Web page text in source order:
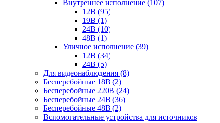
Внутреннее исполнение (107)
12В (95)
19В (1)
24В (10)
48В (1)
Уличное исполнение (39)
12В (34)
24В (5)
Для видеонаблюдения (8)
Бесперебойные 18В (2)
Бесперебойные 220В (24)
Бесперебойные 24В (36)
Бесперебойные 48В (2)
Вспомогательные устройства для источников